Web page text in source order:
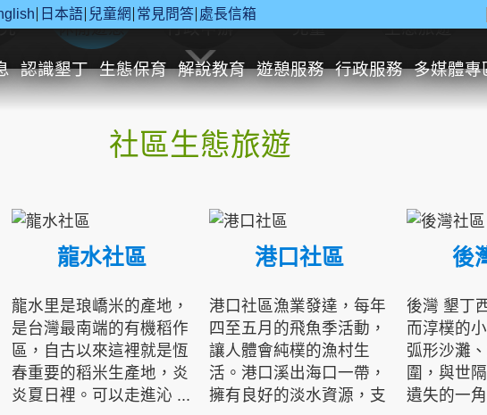
日本語 兒童網 常見問答 處長信箱
認識墾丁 生態保育 解說教育 遊憩服務 行政服務 多媒體專
休閒遊憩 行政申辦 兒童 生態旅遊
社區生態旅遊
龍水社區
龍水里是琅嶠米的產地，
是台灣最南端的有機稻作
區，自古以來這裡就是恆
春重要的稻米生產地，炎
炎夏日裡。可以走進沁 ...
港口社區
港口社區漁業發達，每年
四至五月的飛魚季活動，
讓人體會純樸的漁村生
活。港口溪出海口一帶，
擁有良好的淡水資源，支
後
後灣 墾丁
而淳樸的
弧形沙灘
圍，與世
遺失的一